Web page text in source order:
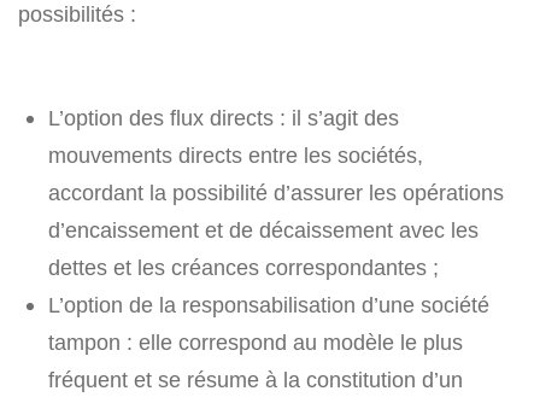
possibilités :
L’option des flux directs : il s’agit des
mouvements directs entre les sociétés,
accordant la possibilité d’assurer les opérations
d’encaissement et de décaissement avec les
dettes et les créances correspondantes ;
L’option de la responsabilisation d’une société
tampon : elle correspond au modèle le plus
fréquent et se résume à la constitution d’un